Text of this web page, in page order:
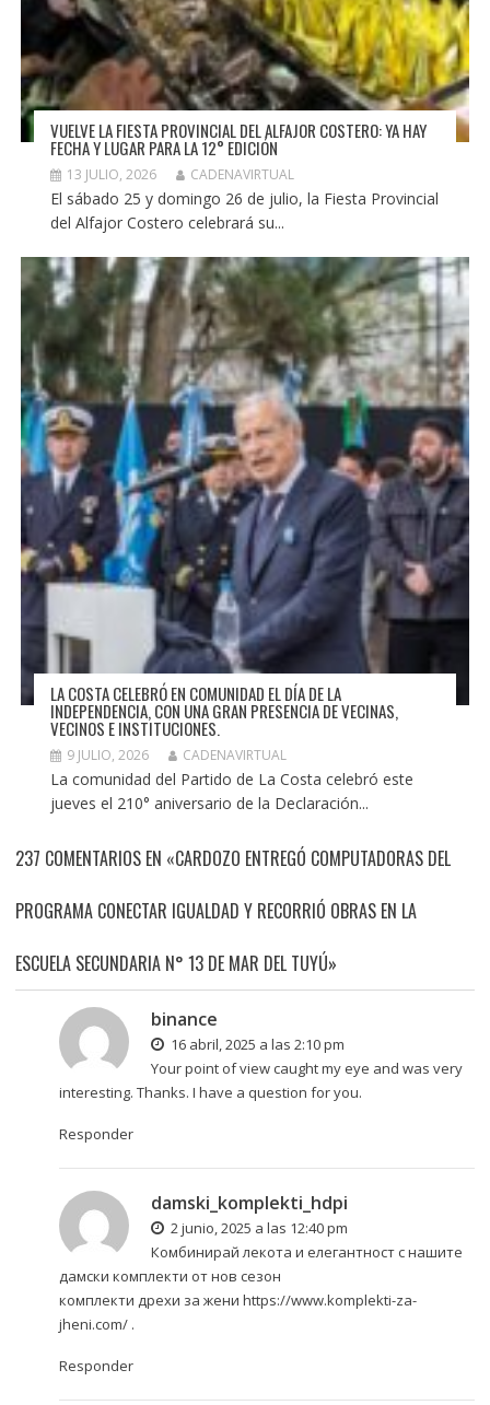
VUELVE LA FIESTA PROVINCIAL DEL ALFAJOR COSTERO: YA HAY
FECHA Y LUGAR PARA LA 12° EDICIÓN
13 JULIO, 2026 CADENAVIRTUAL
El sábado 25 y domingo 26 de julio, la Fiesta Provincial
del Alfajor Costero celebrará su...
LA COSTA CELEBRÓ EN COMUNIDAD EL DÍA DE LA
INDEPENDENCIA, CON UNA GRAN PRESENCIA DE VECINAS,
VECINOS E INSTITUCIONES.
9 JULIO, 2026 CADENAVIRTUAL
La comunidad del Partido de La Costa celebró este
jueves el 210° aniversario de la Declaración...
237 COMENTARIOS EN «CARDOZO ENTREGÓ COMPUTADORAS DEL
PROGRAMA CONECTAR IGUALDAD Y RECORRIÓ OBRAS EN LA
ESCUELA SECUNDARIA N° 13 DE MAR DEL TUYÚ»
binance
16 abril, 2025 a las 2:10 pm
Your point of view caught my eye and was very
interesting. Thanks. I have a question for you.
Responder
damski_komplekti_hdpi
2 junio, 2025 a las 12:40 pm
Комбинирай лекота и елегантност с нашите
дамски комплекти от нов сезон
комплекти дрехи за жени https://www.komplekti-za-
jheni.com/.
Responder